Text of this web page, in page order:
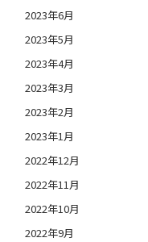
2023年6月
2023年5月
2023年4月
2023年3月
2023年2月
2023年1月
2022年12月
2022年11月
2022年10月
2022年9月